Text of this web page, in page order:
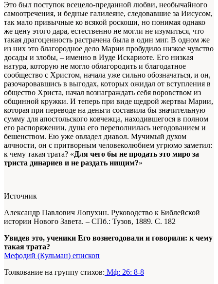
Это был поступок всецело-преданной любви, необычайного
самоотречения, и бедные галилеяне, следовавшие за Иисусом,
так мало привычные ко всякой роскоши, но понимая однако
же цену этого дара, есте­ственно не могли не изумиться, что
такая драгоценность растрачена была в один миг. В одном же
из них это благородное дело Марии пробудило низкое чувство
досады и злобы, – именно в Иуде Искариоте. Его низкая
натура, которую не могло облагородить и благодатное
сообщество с Христом, начала уже сильно обозначаться, и он,
разочаровавшись в выгодах, которых ожидал от вступления в
общество Христа, начал воз­награждать себя воровством из
общинной кружки. И теперь при виде щедрой жертвы Марии,
которая при переводе на деньги со­ставила бы значительную
сумму для апостольского ковчежца, находившегося в полном
его распоряжении, душа его переполни­лась негодованием и
бешенством. Ею уже овладел диавол. Мучимый духом
алчности, он с притворным человеколюбием угрюмо заметил:
к чему такая трата? «Для чего бы не про­дать это миро за
триста динариев и не раздать нищим?»
Источник
Александр Павлович Лопухин. Руководство к Библейской
истории Нового Завета. – СПб.: Тузов, 1889. С. 182
Увидев это, ученики Его вознегодовали и говорили: к чему
такая трата?
Мефодий (Кульман) епископ
Толкование на группу стихов: Мф: 26: 8-8